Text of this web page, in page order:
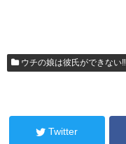
ウチの娘は彼氏ができない‼
Twitter